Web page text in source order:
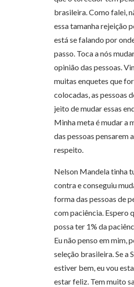
brasileira. Como falei,
essa tamanha rejeição
está se falando por
passo. Toca a nós
opinião das pessoas.
muitas enquetes que
colocadas, as pessoas
jeito de mudar essas
Minha meta é mudar a
das pessoas pensarem
respeito.
Nelson Mandela tinha
contra e conseguiu
forma das pessoas de
com paciência. Espero
possa ter 1% da
Eu não penso em mim,
seleção brasileira. Se a
estiver bem, eu vou
estar feliz. Tem muito